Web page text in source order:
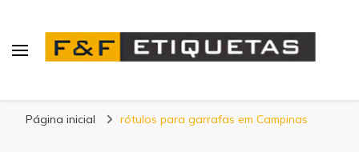
Página inicial rótulos para garrafas em Campinas